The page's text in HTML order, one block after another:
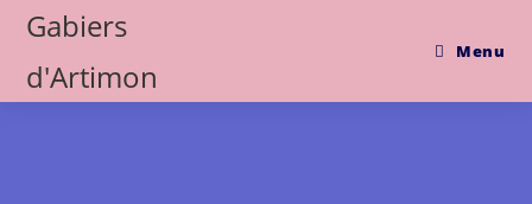
Gabiers
d'Artimon
Menu